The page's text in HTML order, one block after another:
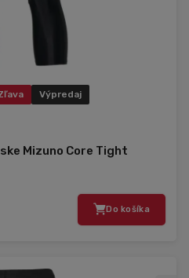
Výpredaj
Mizuno Core Tight
Do košíka